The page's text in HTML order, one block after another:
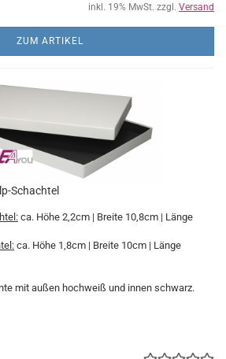
inkl. 19% MwSt. zzgl. Versand
ZUM ARTIKEL
Schachtel
ca. Höhe 2,2cm | Breite 10,8cm | Länge
ca. Höhe 1,8cm | Breite 10cm | Länge
mit außen hochweiß und innen schwarz.